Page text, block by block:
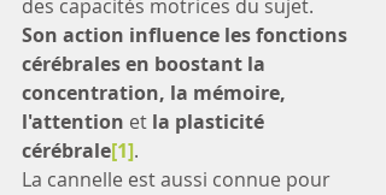
des capacités motrices du sujet.
Son action influence les fonctions
cérébrales en boostant la
concentration, la mémoire,
l'attention et la plasticité
cérébrale[1].
La cannelle est aussi connue pour